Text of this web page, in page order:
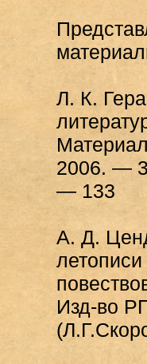
Л. К.
2006. —
— 133
А. Д.
Изд-во